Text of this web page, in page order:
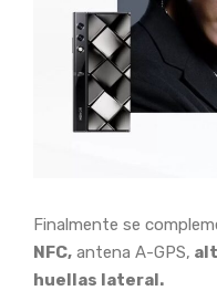
Finalmente se
NFC, antena A-GPS,
huellas lateral.